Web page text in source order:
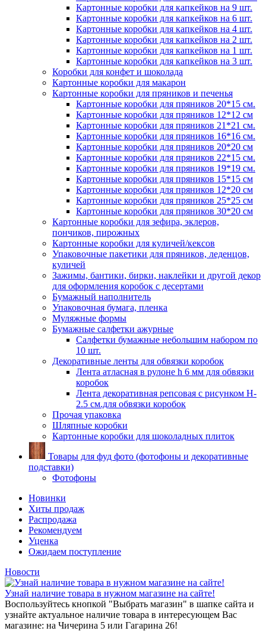
Картонные коробки для капкейков на 9 шт.
Картонные коробки для капкейков на 6 шт.
Картонные коробки для капкейков на 4 шт.
Картонные коробки для капкейков на 2 шт.
Картонные коробки для капкейков на 1 шт.
Картонные коробки для капкейков на 3 шт.
Коробки для конфет и шоколада
Картонные коробки для макарон
Картонные коробки для пряников и печенья
Картонные коробки для пряников 20*15 см.
Картонные коробки для пряников 12*12 см
Картонные коробки для пряников 21*21 см.
Картонные коробки для пряников 16*16 см.
Картонные коробки для пряников 20*20 см
Картонные коробки для пряников 22*15 см.
Картонные коробки для пряников 19*19 см.
Картонные коробки для пряников 15*15 см
Картонные коробки для пряников 12*20 см
Картонные коробки для пряников 25*25 см
Картонные коробки для пряников 30*20 см
Картонные коробки для зефира, эклеров,
пончиков, пирожных
Картонные коробки для куличей/кексов
Упаковочные пакетики для пряников, леденцов,
куличей
Зажимы, бантики, бирки, наклейки и другой декор
для оформления коробок с десертами
Бумажный наполнитель
Упаковочная бумага, пленка
Муляжные формы
Бумажные салфетки ажурные
Салфетки бумажные небольшим набором по
10 шт.
Декоративные ленты для обвязки коробок
Лента атласная в рулоне h 6 мм для обвязки
коробок
Лента декоративная репсовая с рисунком H-
2.5 см.для обвязки коробок
Прочая упаковка
Шляпные коробки
Картонные коробки для шоколадных плиток
Товары для фуд фото (фотофоны и декоративные
подставки)
Фотофоны
Новинки
Хиты продаж
Распродажа
Рекомендуем
Уценка
Ожидаем поступление
Новости
Узнай наличие товара в нужном магазине на сайте!
Воспользуйтесь кнопкой "Выбрать магазин" в шапке сайта и
узнайте актуальное наличие товара в интересующем Вас
магазине: на Чичерина 5 или Гагарина 26!